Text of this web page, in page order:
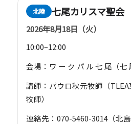
北陸 七尾カリスマ聖会
2026年8月18日（火）
10:00–12:00
会場：ワ ー ク パ ル 七 尾（七
講師：パウロ秋元牧師（
牧師）
連絡先：070-5460-3014（北島